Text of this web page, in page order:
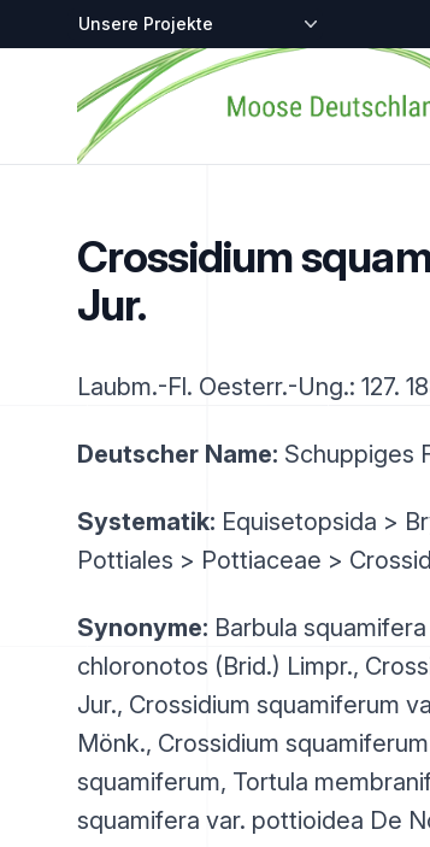
Zentralstellen-Projekte
Startseite
Crossidium
Jur.
Laubm.-Fl. Oesterr.-Ung.: 127.
Deutscher Name: Schuppiges
Systematik: Equisetopsida >
Pottiales > Pottiaceae >
Synonyme: Barbula
chloronotos (Brid.) Limpr.,
Jur., Crossidium squamiferum
Mönk., Crossidium
squamiferum, Tortula
squamifera var. pottioidea De